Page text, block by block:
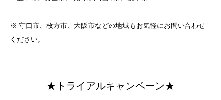
※ 守口市、枚方市、大阪市などの地域もお気軽にお問い合わせ
ください。
★トライアルキャンペーン★